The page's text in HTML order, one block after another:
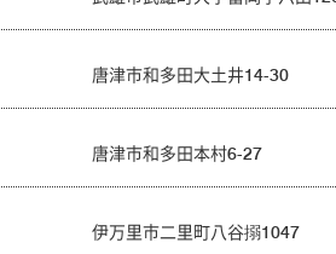
唐津市和多田大土井14-30
唐津市和多田本村6-27
伊万里市二里町八谷搦1047